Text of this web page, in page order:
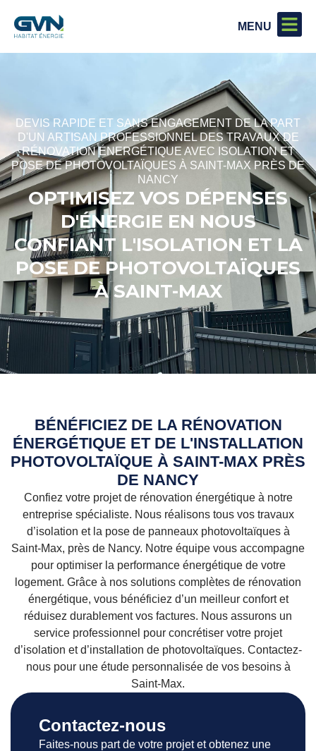
DEVIS RAPIDE ET SANS ENGAGEMENT DE LA PART
D'UN ARTISAN PROFESSIONNEL DES TRAVAUX DE
RÉNOVATION ÉNERGÉTIQUE AVEC ISOLATION ET
POSE DE PHOTOVOLTAÏQUES À SAINT-MAX PRÈS DE
NANCY
OPTIMISEZ VOS DÉPENSES
D'ÉNERGIE EN NOUS
CONFIANT L'ISOLATION ET LA
POSE DE PHOTOVOLTAÏQUES
À SAINT-MAX
BÉNÉFICIEZ DE LA RÉNOVATION
ÉNERGÉTIQUE ET DE L'INSTALLATION
PHOTOVOLTAÏQUE À SAINT-MAX PRÈS
DE NANCY
Confiez votre projet de rénovation énergétique à notre
entreprise spécialiste. Nous réalisons tous vos travaux
d’isolation et la pose de panneaux photovoltaïques à
Saint-Max, près de Nancy. Notre équipe vous accompagne
pour optimiser la performance énergétique de votre
logement. Grâce à nos solutions complètes de rénovation
énergétique, vous bénéficiez d’un meilleur confort et
réduisez durablement vos factures. Nous assurons un
service professionnel pour concrétiser votre projet
d’isolation et d’installation de photovoltaïques. Contactez-
nous pour une étude personnalisée de vos besoins à
Saint-Max.
Contactez-nous
Faites-nous part de votre projet et obtenez une